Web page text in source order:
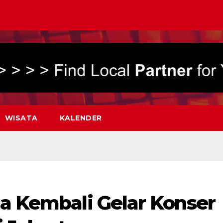
WISATA KALENDER
Kembali Gelar Konser